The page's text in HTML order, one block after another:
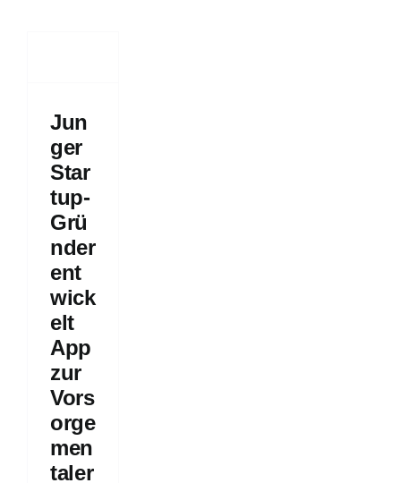
Jun
ger
Star
tup-
Grü
nder
ent
wick
elt
App
zur
Vors
orge
men
taler